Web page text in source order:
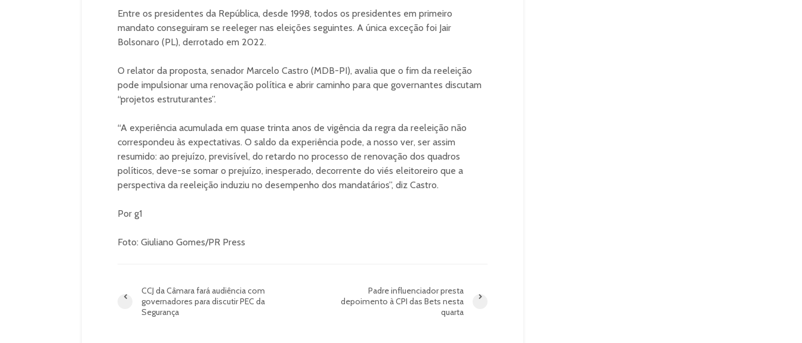
Entre os presidentes da República, desde 1998, todos os presidentes em primeiro
mandato conseguiram se reeleger nas eleições seguintes. A única exceção foi Jair
Bolsonaro (PL), derrotado em 2022.
O relator da proposta, senador Marcelo Castro (MDB-PI), avalia que o fim da reeleição
pode impulsionar uma renovação política e abrir caminho para que governantes discutam
“projetos estruturantes”.
“A experiência acumulada em quase trinta anos de vigência da regra da reeleição não
correspondeu às expectativas. O saldo da experiência pode, a nosso ver, ser assim
resumido: ao prejuízo, previsível, do retardo no processo de renovação dos quadros
políticos, deve-se somar o prejuízo, inesperado, decorrente do viés eleitoreiro que a
perspectiva da reeleição induziu no desempenho dos mandatários”, diz Castro.
Por g1
Foto: Giuliano Gomes/PR Press
CCJ da Câmara fará audiência com
governadores para discutir PEC da
Segurança
Padre influenciador presta
depoimento à CPI das Bets nesta
quarta